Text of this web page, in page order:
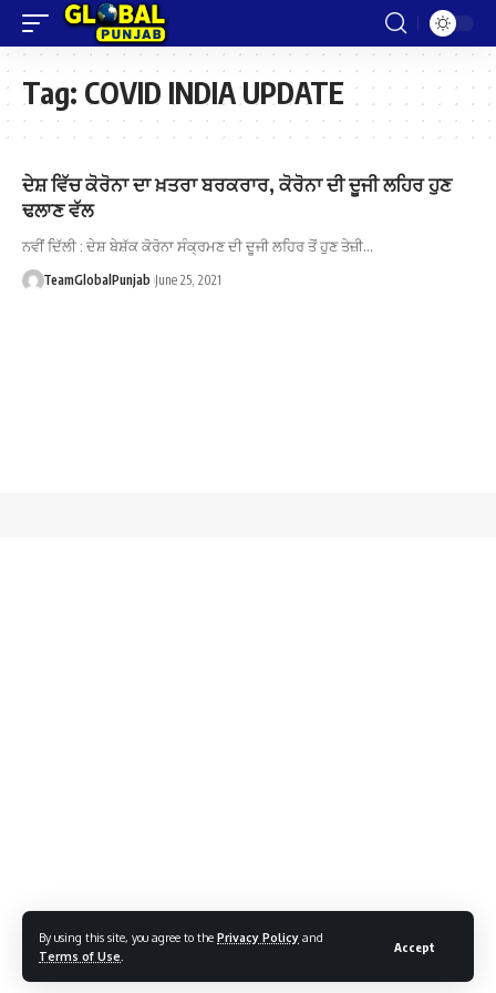
By using this site, you agree to the Privacy Policy and
Terms of Use
Accept
Tag: COVID INDIA UPDATE
ਦੇਸ਼ ਵਿੱਚ ਕੋਰੋਨਾ ਦਾ ਖ਼ਤਰਾ ਬਰਕਰਾਰ, ਕੋਰੋਨਾ ਦੀ ਦੂਜੀ ਲਹਿਰ ਹੁਣ
ਢਲਾਣ ਵੱਲ
ਨਵੀਂ ਦਿੱਲੀ : ਦੇਸ਼ ਬੇਸ਼ੱਕ ਕੋਰੋਨਾ ਸੰਕ੍ਰਮਣ ਦੀ ਦੂਜੀ ਲਹਿਰ ਤੋਂ ਹੁਣ ਤੇਜ਼ੀ…
TeamGlobalPunjab June 25, 2021